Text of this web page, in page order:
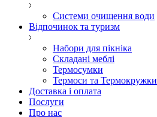
Системи очищення води
Відпочинок та туризм
Набори для пікніка
Складані меблі
Термосумки
Термоси та Термокружки
Доставка і оплата
Послуги
Про нас